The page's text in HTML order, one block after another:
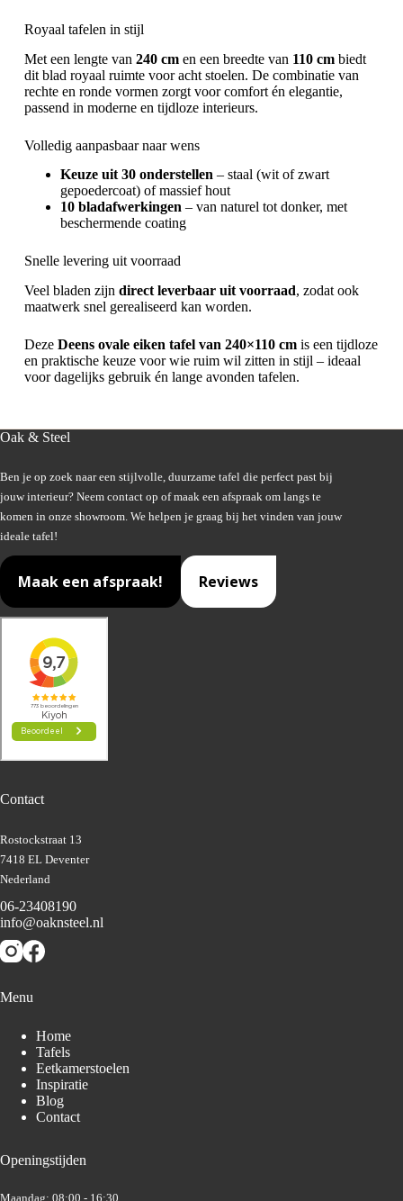
Royaal tafelen in stijl
Met een lengte van 240 cmen een breedte van 110 cmbiedt
dit blad royaal ruimte voor acht stoelen. De combinatie van
rechte en ronde vormen zorgt voor comfort én elegantie,
passend in moderne en tijdloze interieurs.
Volledig aanpasbaar naar wens
Keuze uit 30 onderstellen– staal (wit of zwart
gepoedercoat) of massief hout
10 bladafwerkingen– van naturel tot donker, met
beschermende coating
Snelle levering uit voorraad
Veel bladen zijn direct leverbaar uit voorraad, zodat ook
maatwerk snel gerealiseerd kan worden.
Deze Deens ovale eiken tafel van 240×110 cmis een tijdloze
en praktische keuze voor wie ruim wil zitten in stijl – ideaal
voor dagelijks gebruik én lange avonden tafelen.
Oak & Steel
Ben je op zoek naar een stijlvolle, duurzame tafel die perfect past bij
jouw interieur? Neem contact op of maak een afspraak om langs te
komen in onze showroom. We helpen je graag bij het vinden van jouw
ideale tafel!
Maak een afspraak! Reviews
Contact
Rostockstraat 13
7418 EL Deventer
Nederland
06-23408190
info@oaknsteel.nl
Menu
Home
Tafels
Eetkamerstoelen
Inspiratie
Blog
Contact
Openingstijden
Maandag: 08:00 - 16:30